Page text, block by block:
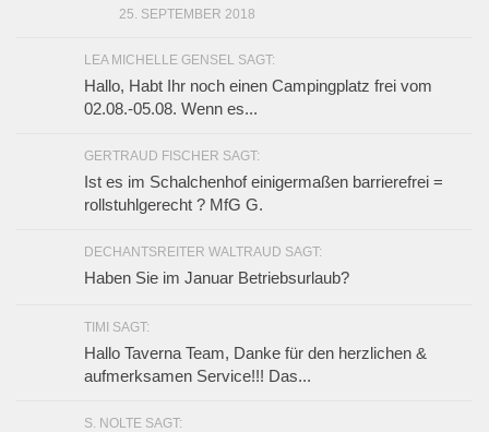
25. SEPTEMBER 2018
LEA MICHELLE GENSEL SAGT:
Hallo, Habt Ihr noch einen Campingplatz frei vom
02.08.-05.08. Wenn es...
GERTRAUD FISCHER SAGT:
Ist es im Schalchenhof einigermaßen barrierefrei =
rollstuhlgerecht ? MfG G.
DECHANTSREITER WALTRAUD SAGT:
Haben Sie im Januar Betriebsurlaub?
TIMI SAGT:
Hallo Taverna Team, Danke für den herzlichen &
aufmerksamen Service!!! Das...
S. NOLTE SAGT: